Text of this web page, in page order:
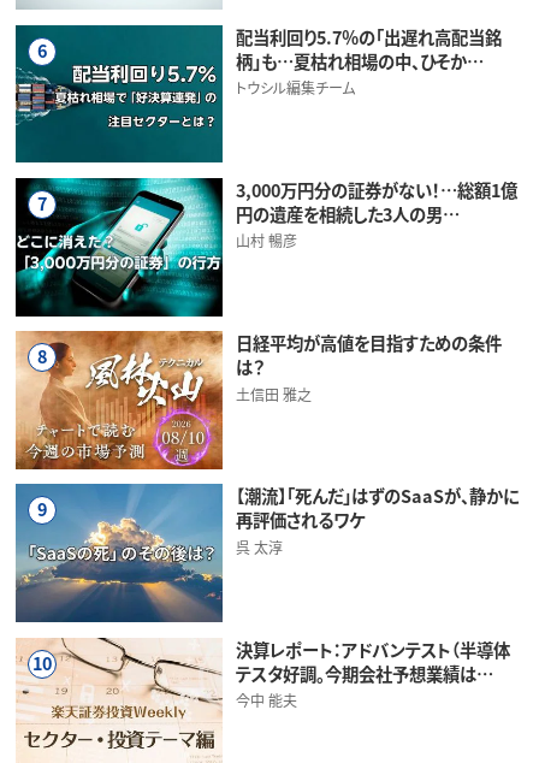
6
配当利回り5.7％の「出遅れ高配当銘
柄」も…夏枯れ相場の中、ひそか…
トウシル編集チーム
7
3,000万円分の証券がない！…総額1億
円の遺産を相続した3人の男…
山村 暢彦
8
日経平均が高値を目指すための条件
は？
土信田 雅之
9
【潮流】「死んだ」はずのSaaSが、静かに
再評価されるワケ
呉 太淳
10
決算レポート：アドバンテスト（半導体
テスタ好調。今期会社予想業績は…
今中 能夫